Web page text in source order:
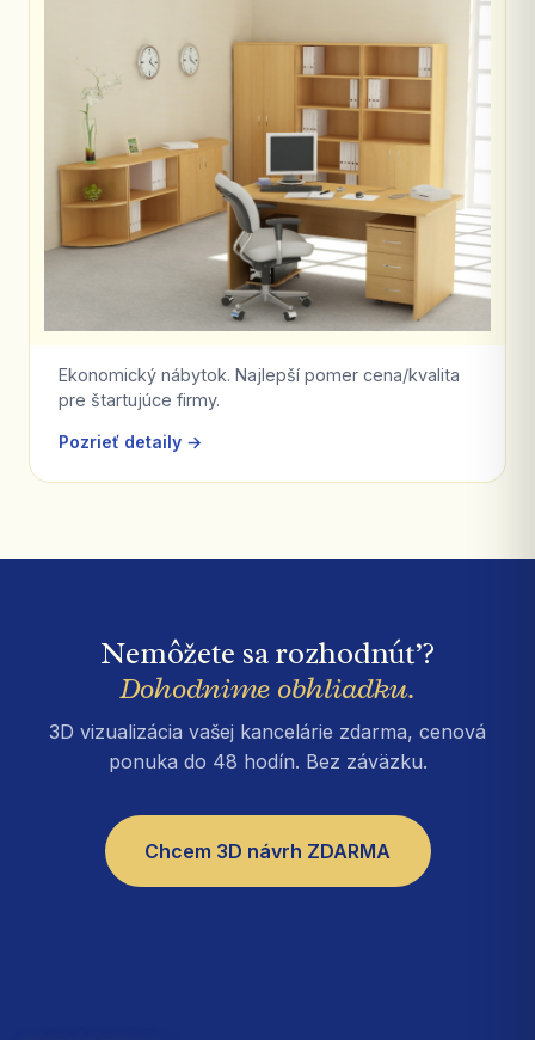
Ekonomický nábytok. Najlepší pomer cena/kvalita
pre štartujúce firmy.
Pozrieť detaily →
Nemôžete sa rozhodnúť?
Dohodnime obhliadku.
3D vizualizácia vašej kancelárie zdarma, cenová
ponuka do 48 hodín. Bez záväzku.
Chcem 3D návrh ZDARMA